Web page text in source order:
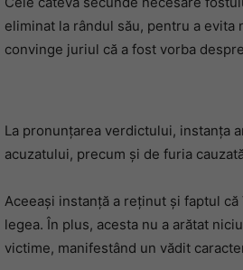
eliminat la rândul său, pentru a
convinge juriul că a fost vorba
La pronunțarea verdictului, instanța
acuzatului, precum și de furia
Aceeași instanță a reținut și faptul
legea. În plus, acesta nu a arătat
victime, manifestând un vădit